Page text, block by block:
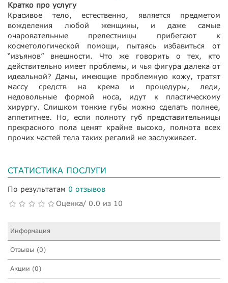
Кратко про услугу
Красивое тело, естественно, является предметом
вожделения любой женщины, и даже самые
очаровательные прелестницы прибегают к
косметологической помощи, пытаясь избавиться от
“изъянов” внешности. Что же говорить о тех, кто
действительно имеет проблемы, и чья фигура далека от
идеальной? Дамы, имеющие проблемную кожу, тратят
массу средств на крема и процедуры, леди,
недовольные формой носа, идут к пластическому
хирургу. Слишком тонкие губы можно сделать полнее,
аппетитнее. Но, если полноту губ представительницы
прекрасного пола ценят крайне высоко, полнота всех
прочих частей тела таких регалий не заслуживает.
СТАТИСТИКА ПОСЛУГИ
По результатам 0 отзывов
Оценка/ 0.0 из 10
Информация
Отзывы (0)
Акции (0)